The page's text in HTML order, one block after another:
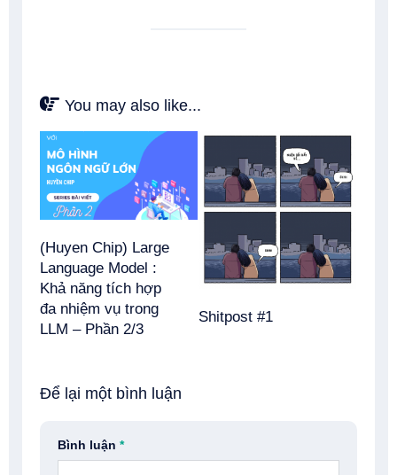
You may also like...
(Huyen Chip) Large
Language Model :
Khả năng tích hợp
đa nhiệm vụ trong
LLM – Phần 2/3
Shitpost #1
Để lại một bình luận
Bình luận *